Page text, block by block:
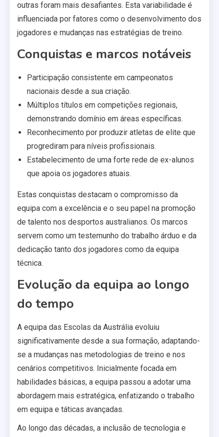
outras foram mais desafiantes. Esta variabilidade é
influenciada por fatores como o desenvolvimento dos
jogadores e mudanças nas estratégias de treino.
Conquistas e marcos notáveis
Participação consistente em campeonatos
nacionais desde a sua criação.
Múltiplos títulos em competições regionais,
demonstrando domínio em áreas específicas.
Reconhecimento por produzir atletas de elite que
progrediram para níveis profissionais.
Estabelecimento de uma forte rede de ex-alunos
que apoia os jogadores atuais.
Estas conquistas destacam o compromisso da
equipa com a excelência e o seu papel na promoção
de talento nos desportos australianos. Os marcos
servem como um testemunho do trabalho árduo e da
dedicação tanto dos jogadores como da equipa
técnica.
Evolução da equipa ao longo
do tempo
A equipa das Escolas da Austrália evoluiu
significativamente desde a sua formação, adaptando-
se a mudanças nas metodologias de treino e nos
cenários competitivos. Inicialmente focada em
habilidades básicas, a equipa passou a adotar uma
abordagem mais estratégica, enfatizando o trabalho
em equipa e táticas avançadas.
Ao longo das décadas, a inclusão de tecnologia e